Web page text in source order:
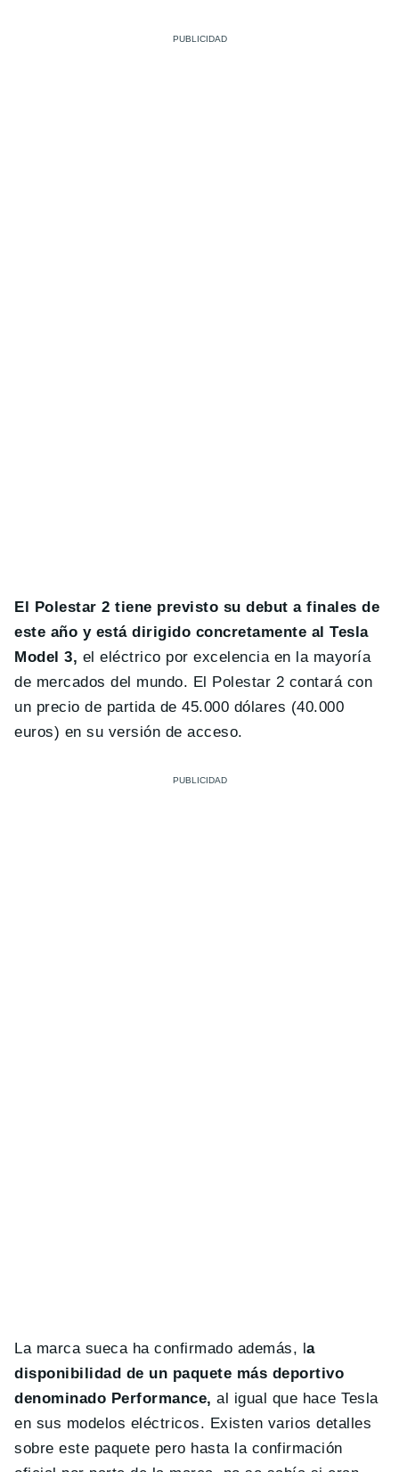
El Polestar 2 tiene previsto su debut a finales de
este año y está dirigido concretamente al Tesla
Model 3, el eléctrico por excelencia en la mayoría
de mercados del mundo. El Polestar 2 contará con
un precio de partida de 45.000 dólares (40.000
euros) en su versión de acceso.
La marca sueca ha confirmado además, la
disponibilidad de un paquete más deportivo
denominado Performance, al igual que hace Tesla
en sus modelos eléctricos. Existen varios detalles
sobre este paquete pero hasta la confirmación